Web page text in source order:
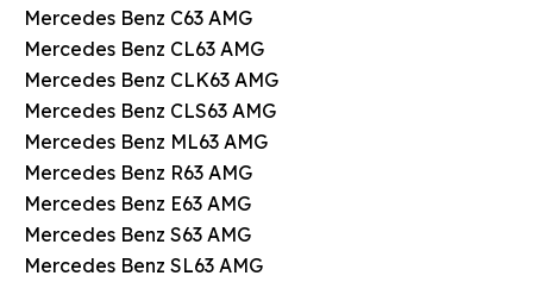
Mercedes Benz C63 AMG
Mercedes Benz CL63 AMG
Mercedes Benz CLK63 AMG
Mercedes Benz CLS63 AMG
Mercedes Benz ML63 AMG
Mercedes Benz R63 AMG
Mercedes Benz E63 AMG
Mercedes Benz S63 AMG
Mercedes Benz SL63 AMG